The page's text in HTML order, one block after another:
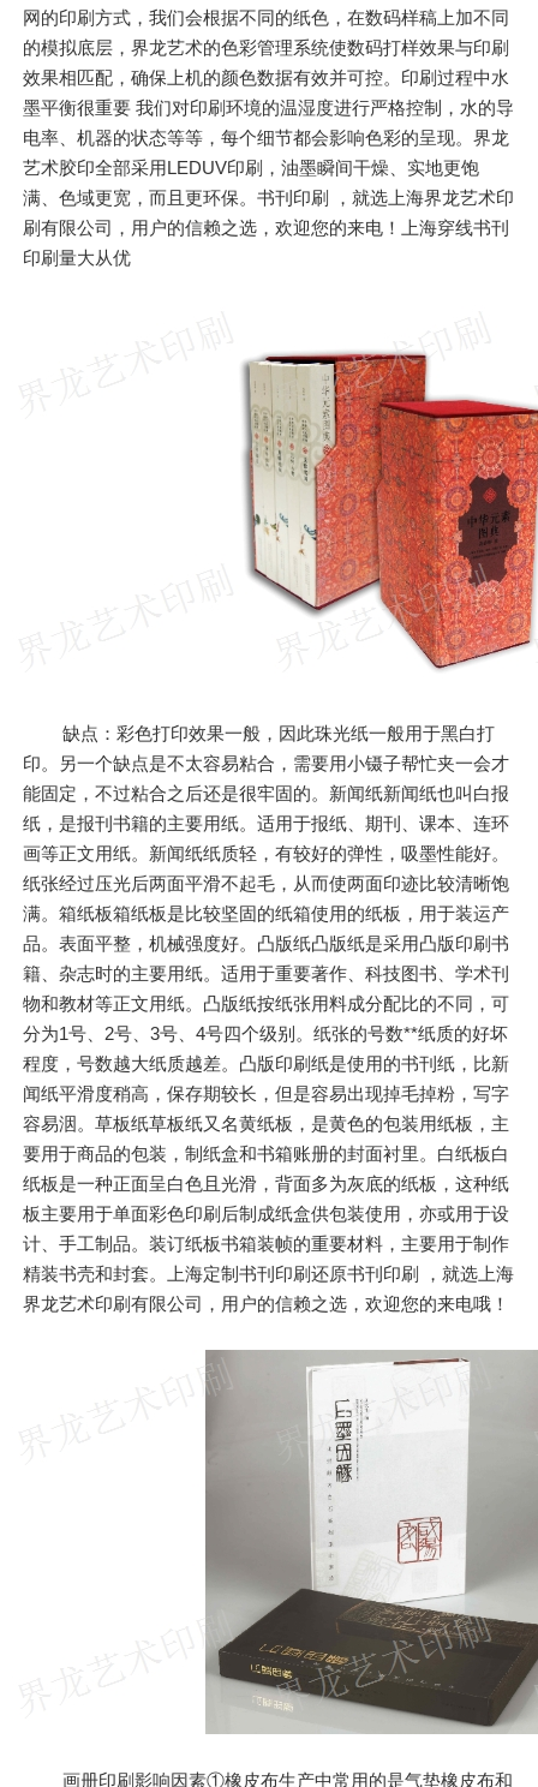
网的印刷方式，我们会根据不同的纸色，在数码样稿上加不同
的模拟底层，界龙艺术的色彩管理系统使数码打样效果与印刷
效果相匹配，确保上机的颜色数据有效并可控。印刷过程中水
墨平衡很重要 我们对印刷环境的温湿度进行严格控制，水的导
电率、机器的状态等等，每个细节都会影响色彩的呈现。界龙
艺术胶印全部采用LEDUV印刷，油墨瞬间干燥、实地更饱
满、色域更宽，而且更环保。书刊印刷 ，就选上海界龙艺术印
刷有限公司，用户的信赖之选，欢迎您的来电！上海穿线书刊
印刷量大从优
缺点：彩色打印效果一般，因此珠光纸一般用于黑白打
印。另一个缺点是不太容易粘合，需要用小镊子帮忙夹一会才
能固定，不过粘合之后还是很牢固的。新闻纸新闻纸也叫白报
纸，是报刊书籍的主要用纸。适用于报纸、期刊、课本、连环
画等正文用纸。新闻纸纸质轻，有较好的弹性，吸墨性能好。
纸张经过压光后两面平滑不起毛，从而使两面印迹比较清晰饱
满。箱纸板箱纸板是比较坚固的纸箱使用的纸板，用于装运产
品。表面平整，机械强度好。凸版纸凸版纸是采用凸版印刷书
籍、杂志时的主要用纸。适用于重要著作、科技图书、学术刊
物和教材等正文用纸。凸版纸按纸张用料成分配比的不同，可
分为1号、2号、3号、4号四个级别。纸张的号数**纸质的好坏
程度，号数越大纸质越差。凸版印刷纸是使用的书刊纸，比新
闻纸平滑度稍高，保存期较长，但是容易出现掉毛掉粉，写字
容易洇。草板纸草板纸又名黄纸板，是黄色的包装用纸板，主
要用于商品的包装，制纸盒和书箱账册的封面衬里。白纸板白
纸板是一种正面呈白色且光滑，背面多为灰底的纸板，这种纸
板主要用于单面彩色印刷后制成纸盒供包装使用，亦或用于设
计、手工制品。装订纸板书箱装帧的重要材料，主要用于制作
精装书壳和封套。上海定制书刊印刷还原书刊印刷 ，就选上海
界龙艺术印刷有限公司，用户的信赖之选，欢迎您的来电哦！
画册印刷影响因素①橡皮布生产中常用的是气垫橡皮布和